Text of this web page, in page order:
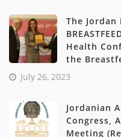
The
Health
the
July 26, 2023
Jordanian
Congress,
Meeting